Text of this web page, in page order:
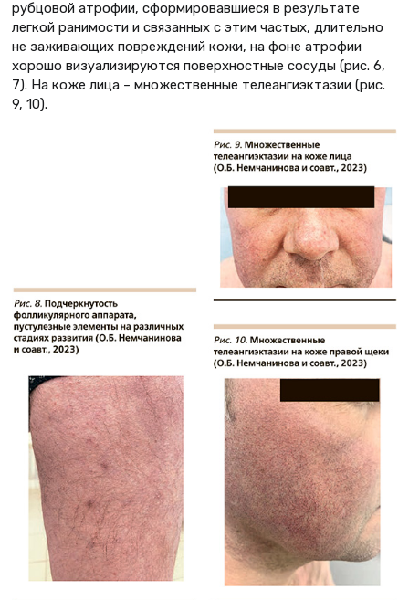
рубцовой атрофии, сформировавшиеся в результате
легкой ранимости и связанных с этим частых, длительно
не заживающих повреждений кожи, на фоне атрофии
хорошо визуализируются поверхностные сосуды (рис. 6,
7). На коже лица – множественные телеангиэктазии (рис.
9, 10).